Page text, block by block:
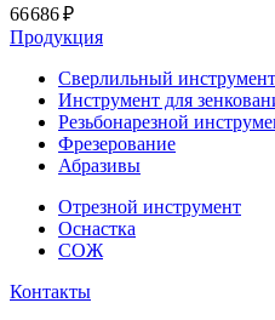
66 686 ₽
Продукция
Сверлильный инструмент
Инструмент для
Резьбонарезной
Фрезерование
Абразивы
Отрезной инструмент
Оснастка
СОЖ
Контакты